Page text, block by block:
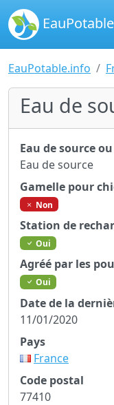
EauPotable.info
Eau de
Eau de source
Eau de source
Gamelle pour
Non
Station de
Oui
Agréé par les
Oui
Date de la
11/01/2020
Pays
France
Code postal
77410